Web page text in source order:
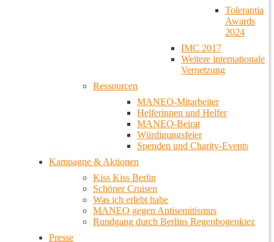
Tolerantia
Awards
2024
IMC 2017
Weitere internationale
Vernetzung
Ressourcen
MANEO-Mitarbeiter
Helferinnen und Helfer
MANEO-Beirat
Würdigungsfeier
Spenden und Charity-Events
Kampagne & Aktionen
Kiss Kiss Berlin
Schöner Cruisen
Was ich erlebt habe
MANEO gegen Antisemitismus
Rundgang durch Berlins Regenbogenkiez
Presse